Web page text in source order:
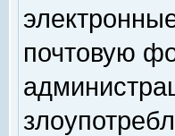
почтовую